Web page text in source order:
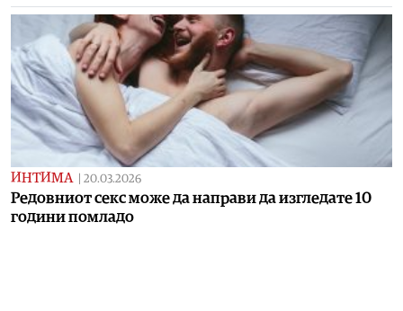
ИНТИМА 20.03.2026
Редовниот секс може да направи да изгледате 10
години помладо